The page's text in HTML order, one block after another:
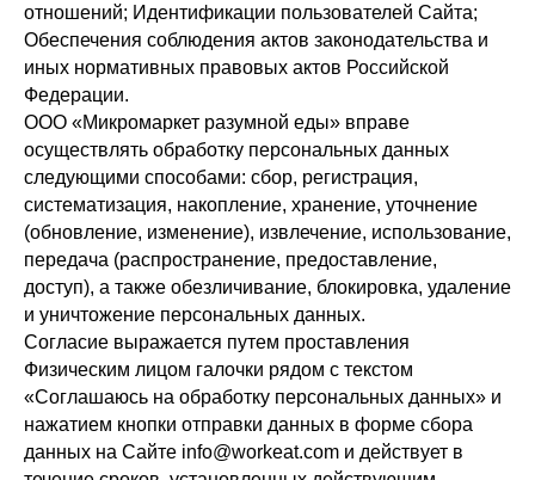
отношений; Идентификации пользователей Сайта;
Обеспечения соблюдения актов законодательства и
иных нормативных правовых актов Российской
Федерации.
ООО «Микромаркет разумной еды» вправе
осуществлять обработку персональных данных
следующими способами: сбор, регистрация,
систематизация, накопление, хранение, уточнение
(обновление, изменение), извлечение, использование,
передача (распространение, предоставление,
доступ), а также обезличивание, блокировка, удаление
и уничтожение персональных данных.
Согласие выражается путем проставления
Физическим лицом галочки рядом с текстом
«Соглашаюсь на обработку персональных данных» и
нажатием кнопки отправки данных в форме сбора
данных на Сайте info@workeat.com и действует в